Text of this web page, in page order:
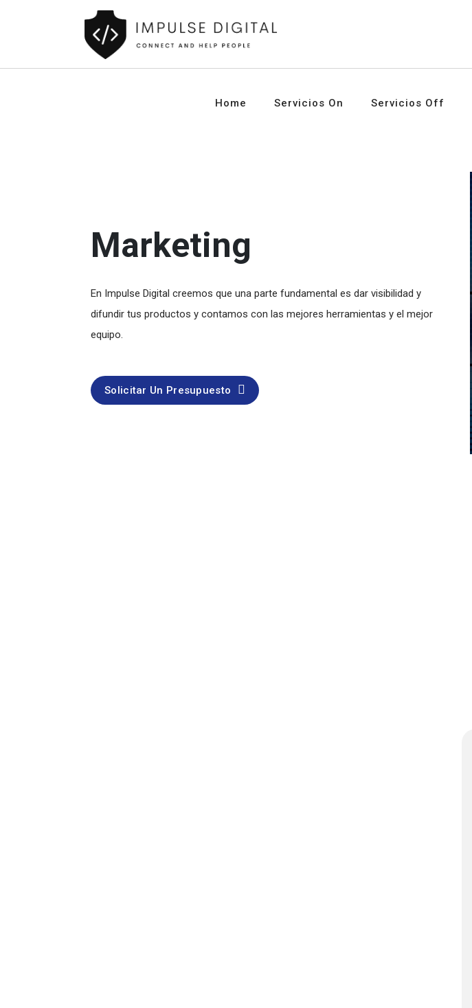
Home Servicios On Servicios Off
Marketing
En Impulse Digital creemos que una parte fundamental es dar visibilidad y
difundir tus productos y contamos con las mejores herramientas y el mejor
equipo.
Solicitar Un Presupuesto